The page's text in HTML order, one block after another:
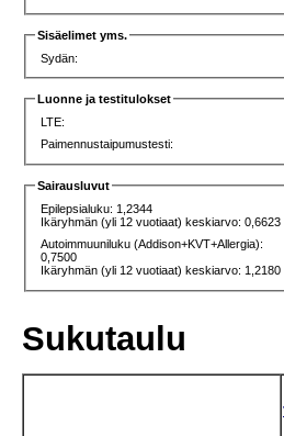
Sisäelimet yms.
Sydän:
Luonne ja testitulokset
LTE:
Paimennustaipumustesti:
Sairausluvut
Epilepsialuku: 1,2344
Ikäryhmän (yli 12 vuotiaat) keskiarvo: 0,6623
Autoimmuuniluku (Addison+KVT+Allergia):
0,7500
Ikäryhmän (yli 12 vuotiaat) keskiarvo: 1,2180
Sukutaulu